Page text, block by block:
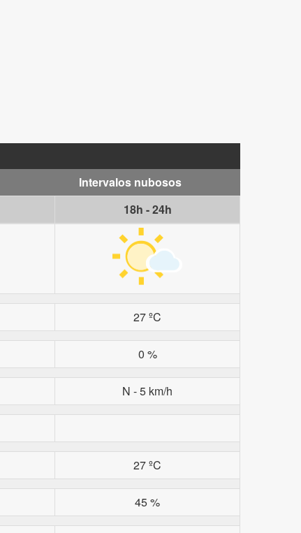
Intervalos nubosos
18h - 24h
27 ºC
0 %
N - 5 km/h
27 ºC
45 %